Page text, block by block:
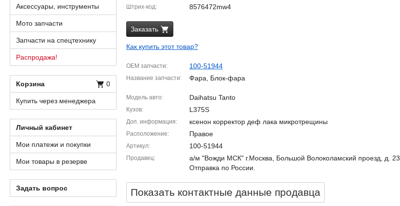
Штрих-код 8576472mw4
Заказать
Как купить этот товар?
OEM запчасти 100-51944
Название запчасти Фара, Блок-фара
Модель авто Daihatsu Tanto
Кузов L375S
Доп. информация ксенон корректор деф лака микротрещины
Расположение Правое
Артикул 100-51944
Продавец
а/м "Вожди МСК" г.Москва, Большой Волоколамский проезд, д. 23
Отправка по России.
Показать контактные данные продавцa
Аксессуары, инструменты
Мото запчасти
Запчасти на спецтехнику
Распродажа!
Корзина 0
Купить через менеджера
Личный кабинет
Мои платежи и покупки
Мои товары в резерве
Задать вопрос